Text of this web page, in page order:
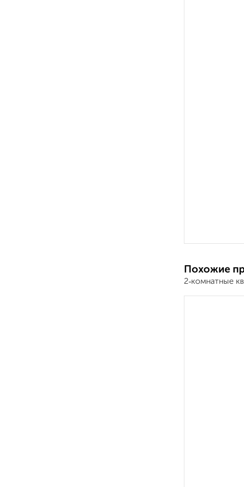
Похожие
2‑комнатные